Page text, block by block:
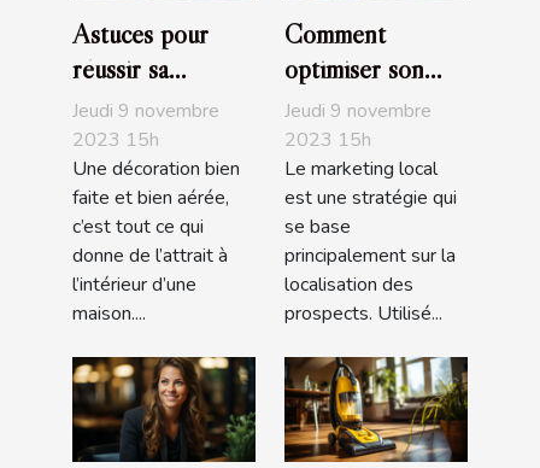
Astuces pour
réussir sa
décoration
d'intérieur
Jeudi 9 novembre
2023 15h
Une décoration bien
faite et bien aérée,
c’est tout ce qui
donne de l’attrait à
l’intérieur d’une
maison....
Comment
optimiser son
marketing local ?
Jeudi 9 novembre
2023 15h
Le marketing local
est une stratégie qui
se base
principalement sur la
localisation des
prospects. Utilisé...